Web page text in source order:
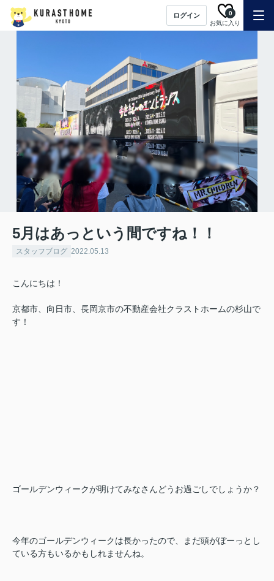
ログイン
お気に入り
0
5月はあっという間ですね！！
スタッフブログ 2022.05.13
こんにちは！
京都市、向日市、長岡京市の不動産会社クラストホームの杉山で
す！
ゴールデンウィークが明けてみなさんどうお過ごしでしょうか？
今年のゴールデンウィークは長かったので、まだ頭がぼーっとし
ている方もいるかもしれませんね。